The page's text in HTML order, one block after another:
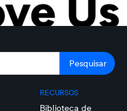
RECURSOS
Biblioteca de